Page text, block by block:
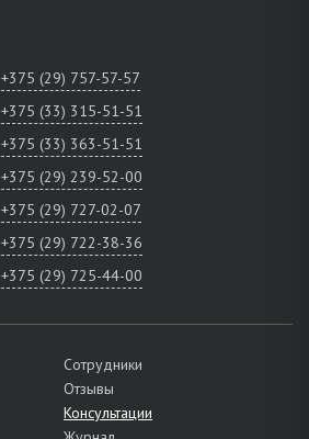
+375 (29) 757-57-57
+375 (33) 315-51-51
+375 (33) 363-51-51
+375 (29) 239-52-00
+375 (29) 727-02-07
+375 (29) 722-38-36
+375 (29) 725-44-00
Сотрудники
Отзывы
Консультации